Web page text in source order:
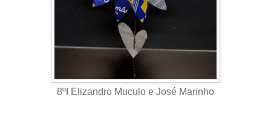
8ºI Elizandro Muculo e José Marinho